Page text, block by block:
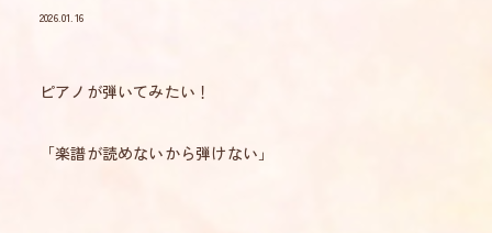
2026.01.16
ピアノが弾いてみたい！
「楽譜が読めないから弾けない」